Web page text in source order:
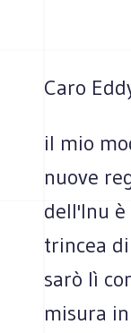
Caro
il mio
nuove
dell'Inu
trincea
sarò lì
misura